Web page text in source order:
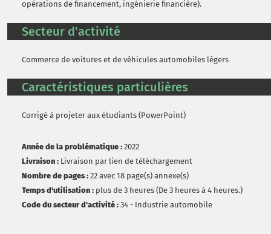
opérations de financement, ingénierie financière).
Secteur d'activité
Commerce de voitures et de véhicules automobiles légers
Caractéristiques particulières
Corrigé à projeter aux étudiants (PowerPoint)
Année de la problématique : 2022
Livraison : Livraison par lien de téléchargement
Nombre de pages : 22 avec 18 page(s) annexe(s)
Temps d'utilisation : plus de 3 heures (De 3 heures à 4 heures.)
Code du secteur d'activité : 34 - Industrie automobile